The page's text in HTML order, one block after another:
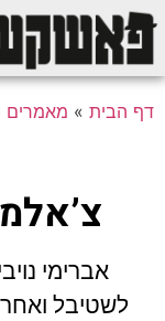
דף הבית » מאמרים
אברימי
לשטיבל